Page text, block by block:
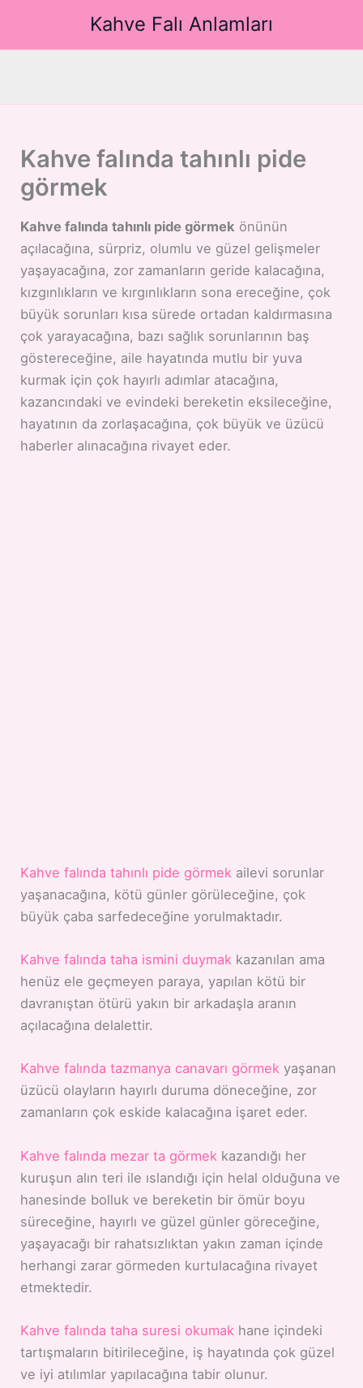
Kahve Falı Anlamları
Kahve falında tahınlı pide
görmek
Kahve falında tahınlı pide görmek önünün
açılacağına, sürpriz, olumlu ve güzel gelişmeler
yaşayacağına, zor zamanların geride kalacağına,
kızgınlıkların ve kırgınlıkların sona ereceğine, çok
büyük sorunları kısa sürede ortadan kaldırmasına
çok yarayacağına, bazı sağlık sorunlarının baş
göstereceğine, aile hayatında mutlu bir yuva
kurmak için çok hayırlı adımlar atacağına,
kazancındaki ve evindeki bereketin eksileceğine,
hayatının da zorlaşacağına, çok büyük ve üzücü
haberler alınacağına rivayet eder.
Kahve falında tahınlı pide görmek ailevi sorunlar
yaşanacağına, kötü günler görüleceğine, çok
büyük çaba sarfedeceğine yorulmaktadır.
Kahve falında taha ismini duymak kazanılan ama
henüz ele geçmeyen paraya, yapılan kötü bir
davranıştan ötürü yakın bir arkadaşla aranın
açılacağına delalettir.
Kahve falında tazmanya canavarı görmek yaşanan
üzücü olayların hayırlı duruma döneceğine, zor
zamanların çok eskide kalacağına işaret eder.
Kahve falında mezar ta görmek kazandığı her
kuruşun alın teri ile ıslandığı için helal olduğuna ve
hanesinde bolluk ve bereketin bir ömür boyu
süreceğine, hayırlı ve güzel günler göreceğine,
yaşayacağı bir rahatsızlıktan yakın zaman içinde
herhangi zarar görmeden kurtulacağına rivayet
etmektedir.
Kahve falında taha suresi okumak hane içindeki
tartışmaların bitirileceğine, iş hayatında çok güzel
ve iyi atılımlar yapılacağına tabir olunur.